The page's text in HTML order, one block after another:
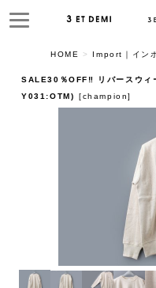
HOME > Import｜イン
SALE30％OFF‼︎ リバースウィ
Y031:OTM)
[champion]